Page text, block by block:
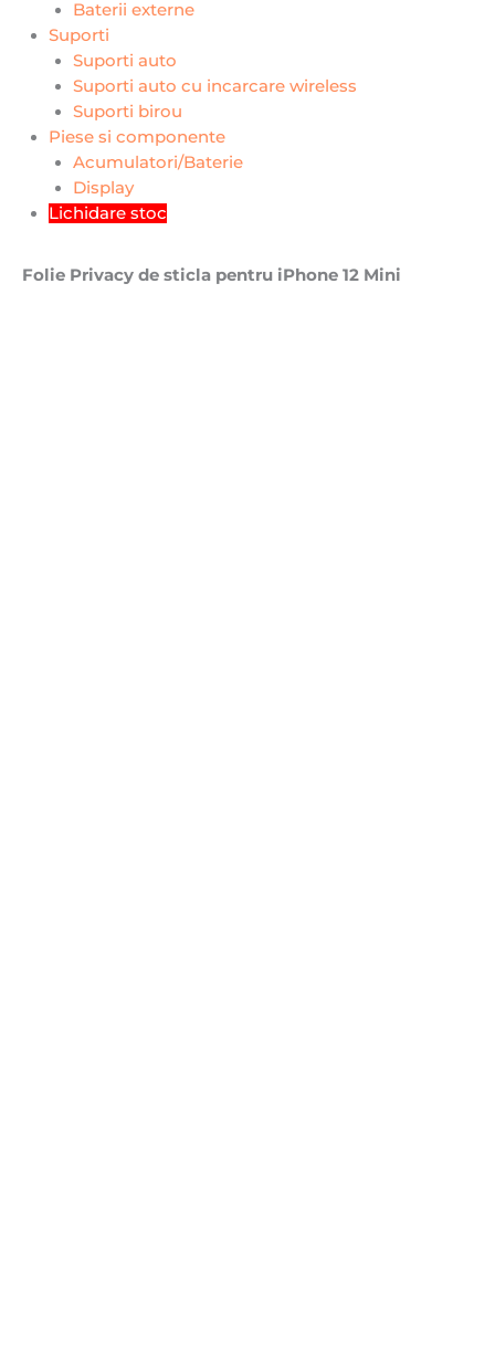
Baterii externe
Suporti
Suporti auto
Suporti auto cu incarcare wireless
Suporti birou
Piese si componente
Acumulatori/Baterie
Display
Lichidare stoc
Folie Privacy de sticla pentru iPhone 12 Mini